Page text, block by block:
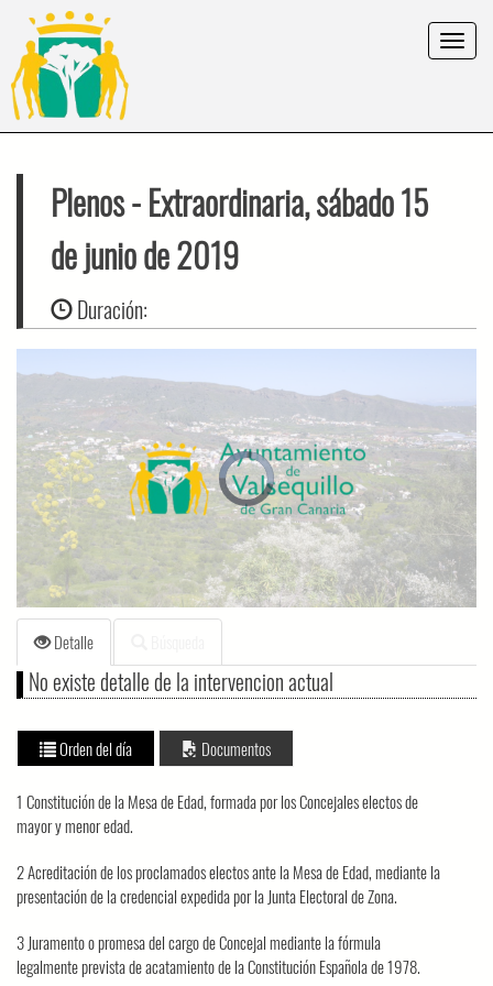
Toggle
Plenos- Extraordinaria, sábado 15
de junio de 2019
Duración:
Video
Player
is
loading.
Detalle
No existe detalle de la intervencion actual
Orden del día Documentos
1 Constitución de la Mesa de Edad, formada por los Concejales electos de
mayor y menor edad.
2 Acreditación de los proclamados electos ante la Mesa de Edad, mediante la
presentación de la credencial expedida por la Junta Electoral de Zona.
3 Juramento o promesa del cargo de Concejal mediante la fórmula
legalmente prevista de acatamiento de la Constitución Española de 1978.